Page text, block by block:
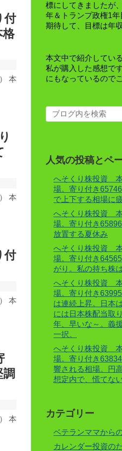
付
格
本
本
付
本
本
標にしてきましたが
年＆トランプ政権1
期待して、目標は年
本文中で紹介してい
私が購入した感想で
にもなっているので
人気の投稿とペ
へそくり株投資
場。寄り付き
で上下する相場に
へそくり株投資
場。寄り付き
放置する夏休み
へそくり株投資
場。寄り付き
がり。私の持ち株
へそくり株投資
場。寄り付き
は連続上昇。日本
には日本株配当取
年、早いな～。義
一択。
へそくり株投資
場。寄り付き
響される相場。円
想定内で、慌てない
カテゴリー
ベテランママから
カレンダー投資の